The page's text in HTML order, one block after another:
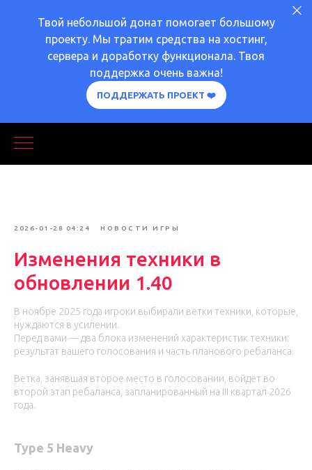
Твой небольшой донат помогает большому
проекту. Мы тратим средства на хостинг,
сервера и доработку функционала. Твоя
поддержка очень важна!
ПОДДЕРЖАТЬ ПРОЕКТ ❤️
2026-01-28 04:24 НОВОСТИ ИГРЫ
Изменения техники в
обновлении 1.40
В ноябре 2025 года игроки выбирали ветки техники, которые,
нуждаются в усилении.
Перед вами — два блока изменений характеристик техники:
результат вашего голосования и часть планового ребаланса.
Ветка, занявшая второе место в голосовании, войдёт во
второй этап ребаланса, запланированный на III квартал 2026
года.
Type 5 Heavy